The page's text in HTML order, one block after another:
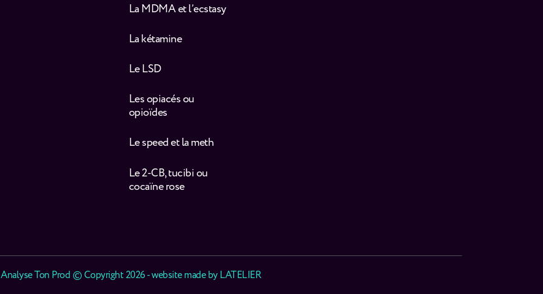
La MDMA et l’ecstasy
La kétamine
Le LSD
Les opiacés ou
opioïdes
Le speed et la meth
Le 2-CB, tucibi ou
cocaïne rose
Analyse Ton Prod © Copyright 2026 - website made byLATELIER